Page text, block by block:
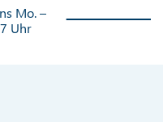
Mo. –
Uhr